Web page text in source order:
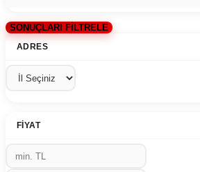
SONUÇLARI FİLTRELE
ADRES
FIYAT